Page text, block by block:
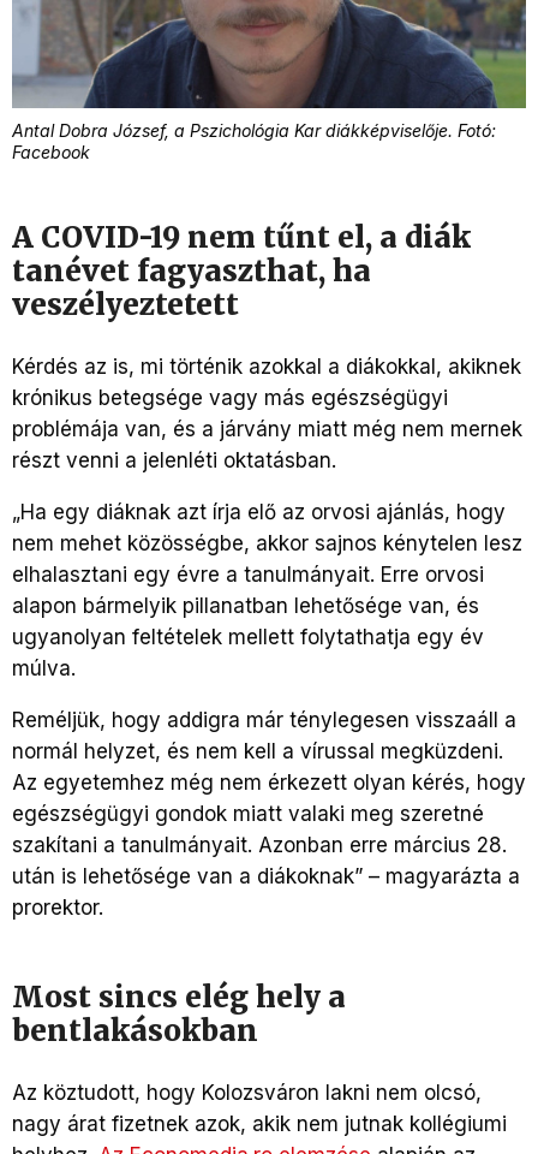
Antal Dobra József, a Pszichológia Kar diákképviselője. Fotó:
Facebook
A COVID-19 nem tűnt el, a diák
tanévet fagyaszthat, ha
veszélyeztetett
Kérdés az is, mi történik azokkal a diákokkal, akiknek
krónikus betegsége vagy más egészségügyi
problémája van, és a járvány miatt még nem mernek
részt venni a jelenléti oktatásban.
„Ha egy diáknak azt írja elő az orvosi ajánlás, hogy
nem mehet közösségbe, akkor sajnos kénytelen lesz
elhalasztani egy évre a tanulmányait. Erre orvosi
alapon bármelyik pillanatban lehetősége van, és
ugyanolyan feltételek mellett folytathatja egy év
múlva.
Reméljük, hogy addigra már ténylegesen visszaáll a
normál helyzet, és nem kell a vírussal megküzdeni.
Az egyetemhez még nem érkezett olyan kérés, hogy
egészségügyi gondok miatt valaki meg szeretné
szakítani a tanulmányait. Azonban erre március 28.
után is lehetősége van a diákoknak” – magyarázta a
prorektor.
Most sincs elég hely a
bentlakásokban
Az köztudott, hogy Kolozsváron lakni nem olcsó,
nagy árat fizetnek azok, akik nem jutnak kollégiumi